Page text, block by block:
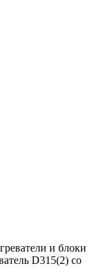
и блоки
D315(2) со